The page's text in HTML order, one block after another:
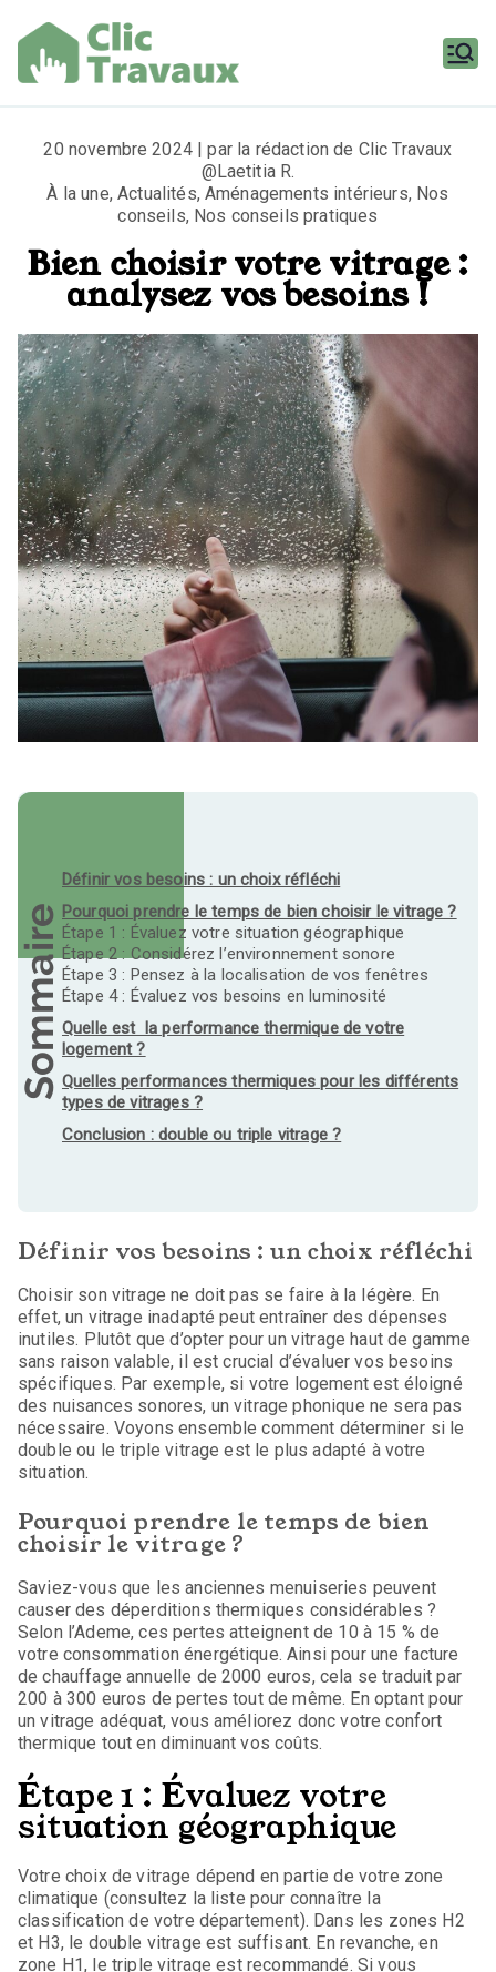
contenu
Travaux
20 novembre 2024 | par la rédaction de Clic Travaux
@Laetitia R.
À la une,Actualités,Aménagements intérieurs, Nos
conseils, Nos conseils pratiques
Bien choisir votre vitrage :
analysez vos besoins !
Sommaire
Définir vos besoins : un choix réfléchi
Pourquoi prendre le temps de bien choisir le vitrage ?
Étape 1 : Évaluez votre situation géographique
Étape 2 : Considérez l’environnement sonore
Étape 3 : Pensez à la localisation de vos fenêtres
Étape 4 : Évaluez vos besoins en luminosité
Quelle est la performance thermique de votre
logement ?
Quelles performances thermiques pour les différents
types de vitrages ?
Conclusion : double ou triple vitrage ?
Définir vos besoins : un choix réfléchi
Choisir son vitrage ne doit pas se faire à la légère. En
effet, un vitrage inadapté peut entraîner des dépenses
inutiles. Plutôt que d’opter pour un vitrage haut de gamme
sans raison valable, il est crucial d’évaluer vos besoins
spécifiques. Par exemple, si votre logement est éloigné
des nuisances sonores, un vitrage phonique ne sera pas
nécessaire. Voyons ensemble comment déterminer si le
double ou le triple vitrage est le plus adapté à votre
situation.
Pourquoi prendre le temps de bien
choisir le vitrage ?
Saviez-vous que les anciennes menuiseries peuvent
causer des déperditions thermiques considérables ?
Selon l’Ademe, ces pertes atteignent de 10 à 15 % de
votre consommation énergétique. Ainsi pour une facture
de chauffage annuelle de 2000 euros, cela se traduit par
200 à 300 euros de pertes tout de même. En optant pour
un vitrage adéquat, vous améliorez donc votre confort
thermique tout en diminuant vos coûts.
Étape 1 : Évaluez votre
situation géographique
Votre choix de vitrage dépend en partie de votre zone
climatique (consultez la liste pour connaître la
classification de votre département). Dans les zones H2
et H3, le double vitrage est suffisant. En revanche, en
zone H1, le triple vitrage est recommandé. Si vous